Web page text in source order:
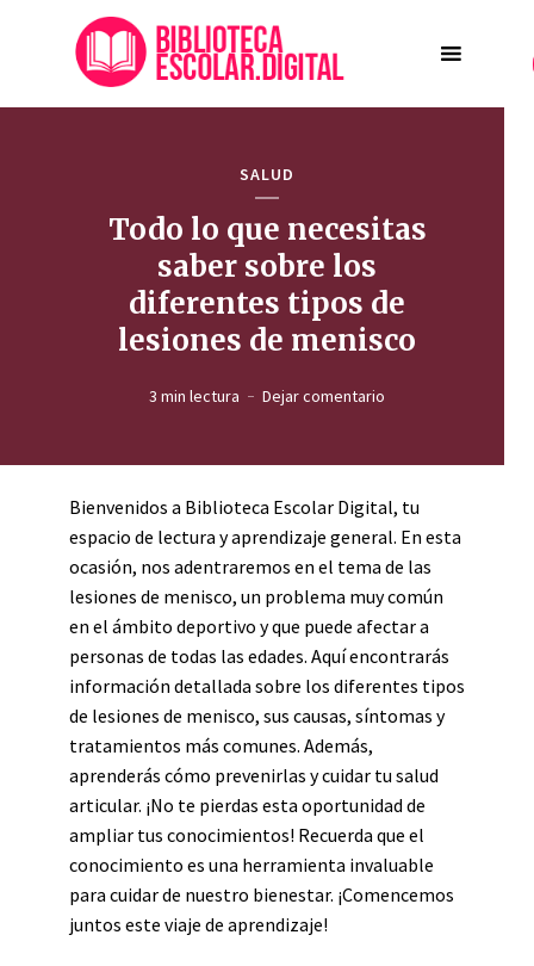
SALUD
Todo lo que necesitas
saber sobre los
diferentes tipos de
lesiones de menisco
3 min lectura Dejar comentario
Bienvenidos a Biblioteca Escolar Digital, tu
espacio de lectura y aprendizaje general. En esta
ocasión, nos adentraremos en el tema de las
lesiones de menisco, un problema muy común
en el ámbito deportivo y que puede afectar a
personas de todas las edades. Aquí encontrarás
información detallada sobre los diferentes tipos
de lesiones de menisco, sus causas, síntomas y
tratamientos más comunes. Además,
aprenderás cómo prevenirlas y cuidar tu salud
articular. ¡No te pierdas esta oportunidad de
ampliar tus conocimientos! Recuerda que el
conocimiento es una herramienta invaluable
para cuidar de nuestro bienestar. ¡Comencemos
juntos este viaje de aprendizaje!